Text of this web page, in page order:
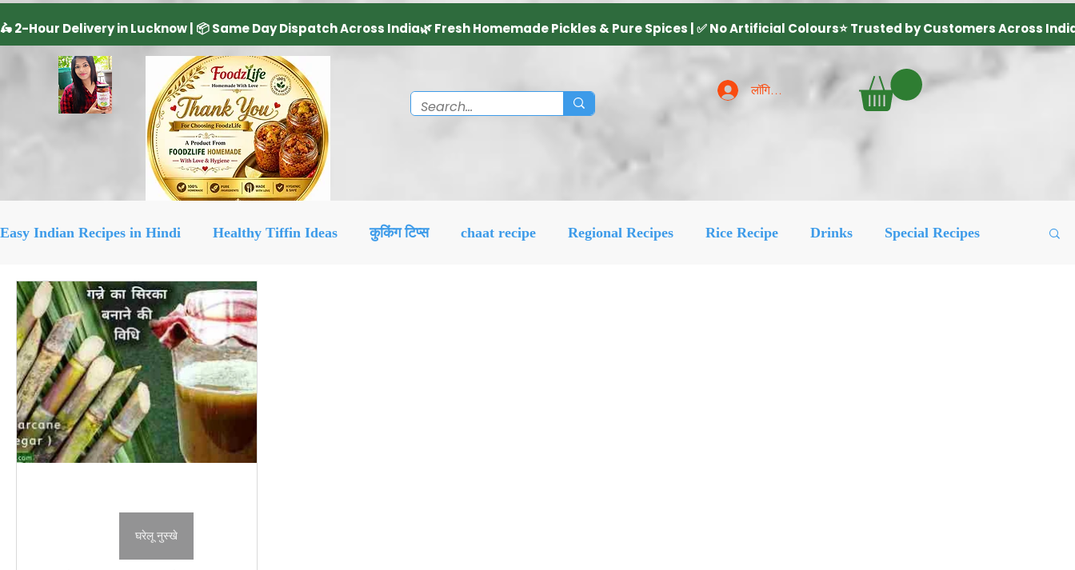
लॉगिन करें
Easy Indian Recipes in Hindi Healthy Tiffin Ideas कुकिंग टिप्स chaat recipe Regional Recipes Rice Recipe Drinks Special Recipes
Dairy Product cake recipe सिरका रेसिपीज
अचार - चटनी Cleaning Hacks
भारतीय नाश्ते (Indian Snacks)
घरेलू नुस्खे